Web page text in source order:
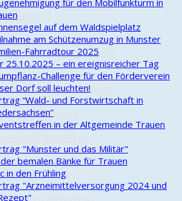
"An- und Abbauer und
Mehrzweckhalle
"Ein Viertel im Wandel
Zeit"
2019
Waldspielplatz
Fahrradtour
Camminer Str.
Kreutzen
zurück
Sporthallenumbau
auf dem Waldspielplatz
am Schützenumzug in Munster
Fahrradtour 2025
25.10.2025 – ein ereignisreicher Tag
Challenge für den Förderverein
Dorf soll leuchten!
“Wald- und Forstwirtschaft in
in der Altgemeinde Trauen
"Munster und das Militär"
bemalen Bänke für Trauen
in den Frühling
"Arzneimittelversorgung 2024 und